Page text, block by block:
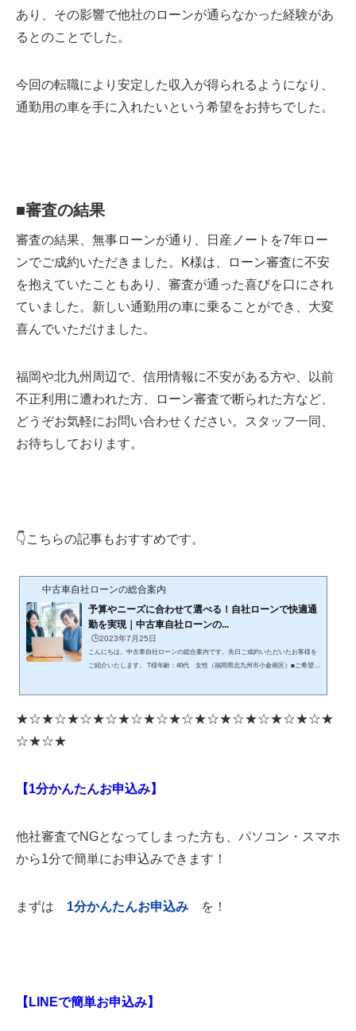
あり、その影響で他社のローンが通らなかった経験があ
るとのことでした。
今回の転職により安定した収入が得られるようになり、
通勤用の車を手に入れたいという希望をお持ちでした。
■審査の結果
審査の結果、無事ローンが通り、日産ノートを7年ロー
ンでご成約いただきました。K様は、ローン審査に不安
を抱えていたこともあり、審査が通った喜びを口にされ
ていました。新しい通勤用の車に乗ることができ、大変
喜んでいただけました。
福岡や北九州周辺で、信用情報に不安がある方や、以前
不正利用に遭われた方、ローン審査で断られた方など、
どうぞお気軽にお問い合わせください。スタッフ一同、
お待ちしております。
👇こちらの記事もおすすめです。
中古車自社ローンの総合案内
予算やニーズに合わせて選べる！自社ローンで快適通
勤を実現｜中古車自社ローンの...
🕒️2023年7月25日
こんにちは。中古車自社ローンの総合案内です。先日ご成約いただいたお客様を
ご紹介いたします。 T様年齢：40代 女性（福岡県北九州市小倉南区）■ご希望の
無事にローンが通り、「ホンダ フィット」をご成約いただきました。ご予算や
★☆★☆★☆★☆★☆★☆★☆★☆★☆★☆★☆★☆★
☆★☆★
【1分かんたんお申込み】
他社審査でNGとなってしまった方も、パソコン・スマホ
から1分で簡単にお申込みできます！
まずは 1分かんたんお申込み を！
【LINEで簡単お申込み】